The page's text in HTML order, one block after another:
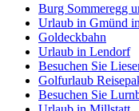
Burg Sommeregg
Urlaub in Gmünd
Goldeckbahn
Urlaub in Lendorf
Besuchen Sie
Golfurlaub
Besuchen Sie